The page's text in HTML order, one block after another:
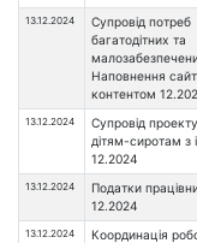
13.12.2024
Супровід потреб
багатодітних та
Наповнення
контентом
13.12.2024
Супровід
дітям-сиротам з
12.2024
13.12.2024
Податки
12.2024
13.12.2024
Координація